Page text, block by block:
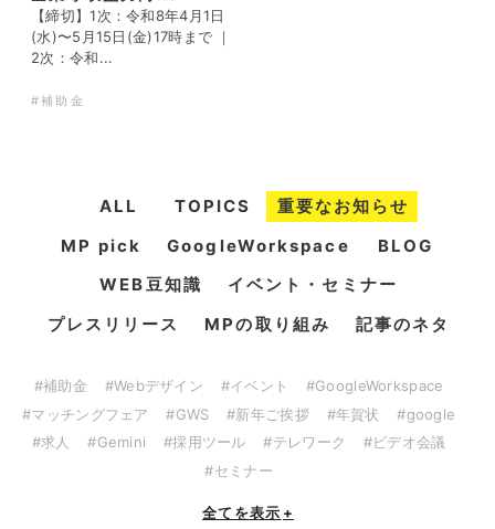
【締切】1次：令和8年4月1日
(水)〜5月15日(金)17時まで ｜
2次：令和...
#補助金
ALL TOPICS
重要なお知らせ
MP pick
GoogleWorkspace
BLOG
WEB豆知識
イベント・セミナー
プレスリリース
MPの取り組み 記事のネタ
#補助金 #Webデザイン #イベント
#GoogleWorkspace
#マッチングフェア
#GWS #新年ご挨拶 #年賀状
#google
#求人
#Gemini #採用ツール #テレワーク
#ビデオ会議
#セミナー
全てを表示 +